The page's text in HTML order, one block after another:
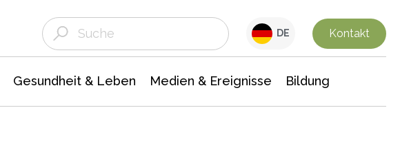
DE Kontakt
Gesundheit & Leben Medien & Ereignisse Bildung